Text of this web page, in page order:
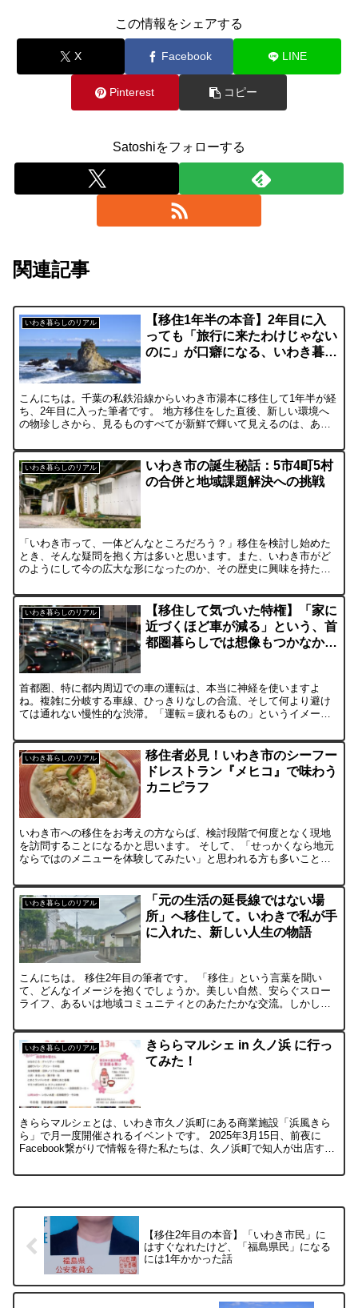
この情報をシェアする
X Facebook LINE
Pinterest コピー
Satoshiをフォローする
関連記事
いわき暮らしのリアル
【移住1年半の本音】2年目に入
っても「旅行に来たわけじゃない
のに」が口癖になる、いわき暮ら
こんにちは。千葉の私鉄沿線からいわき市湯本に移住して1年半が経
ち、2年目に入った筆者です。 地方移住をした直後、新しい環境へ
の物珍しさから、見るものすべてが新鮮で輝いて見えるのは、ある
いわき暮らしのリアル
いわき市の誕生秘話：5市4町5村
の合併と地域課題解決への挑戦
「いわき市って、一体どんなところだろう？」移住を検討し始めた
とき、そんな疑問を抱く方は多いと思います。また、いわき市がど
のようにして今の広大な形になったのか、その歴史に興味を持たれ
いわき暮らしのリアル
【移住して気づいた特権】「家に
近づくほど車が減る」という、首
都圏暮らしでは想像もつかなかっ
首都圏、特に都内周辺での車の運転は、本当に神経を使いますよ
ね。複雑に分岐する車線、ひっきりなしの合流、そして何より避け
ては通れない慢性的な渋滞。「運転＝疲れるもの」というイメージ
市...
いわき暮らしのリアル
移住者必見！いわき市のシーフー
ドレストラン『メヒコ』で味わう
カニピラフ
いわき市への移住をお考えの方ならば、検討段階で何度となく現地
を訪問することになるかと思います。 そして、「せっかくなら地元
ならではのメニューを体験してみたい」と思われる方も多いことで
いわき暮らしのリアル
「元の生活の延長線ではない場
所」へ移住して。いわきで私が手
に入れた、新しい人生の物語
こんにちは。 移住2年目の筆者です。 「移住」という言葉を聞い
て、どんなイメージを抱くでしょうか。美しい自然、安らぐスロー
ライフ、あるいは地域コミュニティとのあたたかな交流。しかし、
いわき暮らしのリアル
きららマルシェ in 久ノ浜 に行っ
てみた！
きららマルシェとは、いわき市久ノ浜町にある商業施設「浜風きら
ら」で月一度開催されるイベントです。 2025年3月15日、前夜に
Facebook繋がりで情報を得た私たちは、久ノ浜町で知人が出店する
【移住2年目の本音】「いわき市民」に
はすぐなれたけど、「福島県民」になる
には1年かかった話